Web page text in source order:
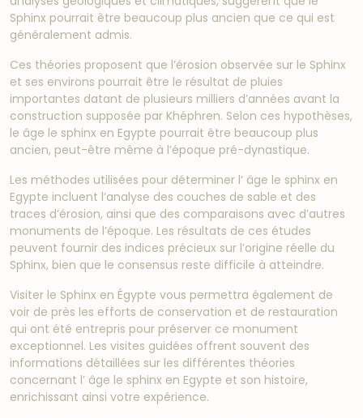
Sphinx pourrait être beaucoup plus ancien que ce qui est
généralement admis.
Ces théories proposent que l’érosion observée sur le Sphinx
et ses environs pourrait être le résultat de pluies
importantes datant de plusieurs milliers d’années avant la
construction supposée par Khéphren. Selon ces hypothèses,
le âge le sphinx en Egypte pourrait être beaucoup plus
ancien, peut-être même à l’époque pré-dynastique.
Les méthodes utilisées pour déterminer l’ âge le sphinx en
Egypte incluent l’analyse des couches de sable et des
traces d’érosion, ainsi que des comparaisons avec d’autres
monuments de l’époque. Les résultats de ces études
peuvent fournir des indices précieux sur l’origine réelle du
Sphinx, bien que le consensus reste difficile à atteindre.
Visiter le Sphinx en Égypte vous permettra également de
voir de près les efforts de conservation et de restauration
qui ont été entrepris pour préserver ce monument
exceptionnel. Les visites guidées offrent souvent des
informations détaillées sur les différentes théories
concernant l’ âge le sphinx en Egypte et son histoire,
enrichissant ainsi votre expérience.